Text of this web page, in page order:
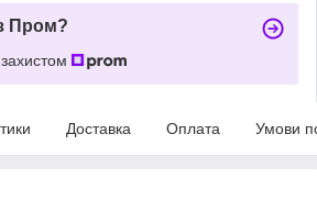
Пром?
Доставка Оплата Умови